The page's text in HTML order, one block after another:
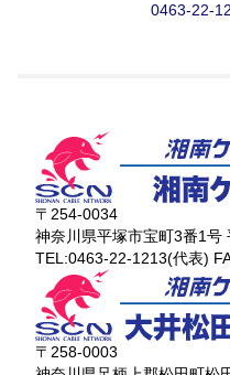
0463-22-
〒254-0034
神奈川県平塚市宝町3番1号
TEL:0463-22-1213(代表)
〒258-0003